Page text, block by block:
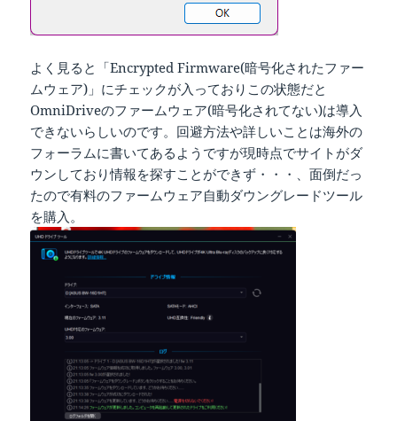
よく見ると「Encrypted Firmware(暗号化されたファー
ムウェア)」にチェックが入っておりこの状態だと
OmniDriveのファームウェア(暗号化されてない)は導入
できないらしいのです。回避方法や詳しいことは海外の
フォーラムに書いてあるようですが現時点でサイトがダ
ウンしており情報を探すことができず・・・、面倒だっ
たので有料のファームウェア自動ダウングレードツール
を購入。